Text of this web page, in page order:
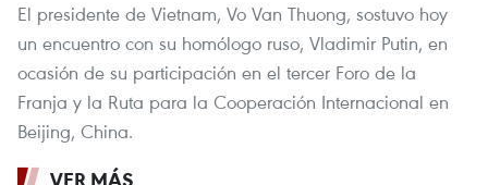
El presidente de Vietnam, Vo Van Thuong, sostuvo hoy
un encuentro con su homólogo ruso, Vladimir Putin, en
ocasión de su participación en el tercer Foro de la
Franja y la Ruta para la Cooperación Internacional en
Beijing, China.